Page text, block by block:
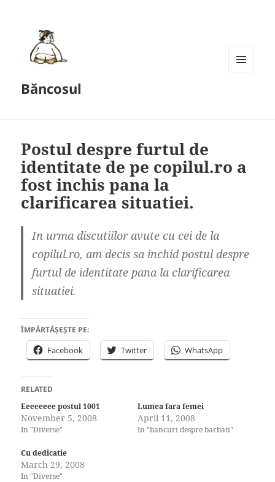
Băncosul
Postul despre furtul de
identitate de pe copilul.ro a
fost inchis pana la
clarificarea situatiei.
In urma discutiilor avute cu cei de la
copilul.ro, am decis sa inchid postul despre
furtul de identitate pana la clarificarea
situatiei.
ÎMPĂRTĂȘEȘTE PE:
Facebook Twitter WhatsApp
RELATED
Eeeeeeee postul 1001
November 5, 2008
In "Diverse"
Lumea fara femei
April 11, 2008
In "bancuri despre barbati"
Cu dedicatie
March 29, 2008
In "Diverse"